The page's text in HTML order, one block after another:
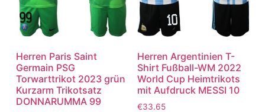
Herren Paris Saint
Germain PSG
Torwarttrikot 2023 grün
Kurzarm Trikotsatz
DONNARUMMA 99
Herren Argentinien T-
Shirt Fußball-WM 2022
World Cup Heimtrikots
mit Aufdruck MESSI 10
€33.65